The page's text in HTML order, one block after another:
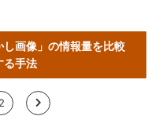
し画像」の情報量を比較
る手法
2 >